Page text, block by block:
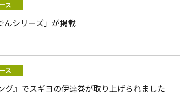
ス
んシリーズ」が掲載
ス
グ』でスギヨの伊達巻が取り上げられました